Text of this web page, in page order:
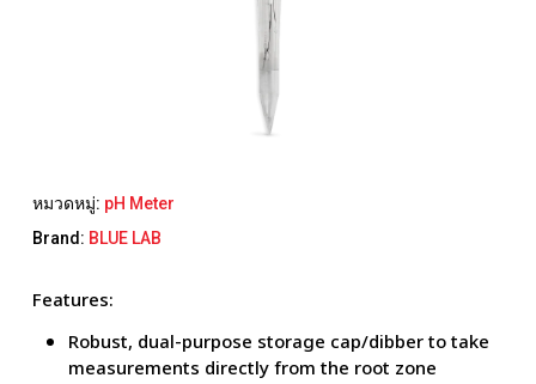
หมวดหมู่: pH Meter
Brand: BLUE LAB
Features:
Robust, dual-purpose storage cap/dibber to take
measurements directly from the root zone